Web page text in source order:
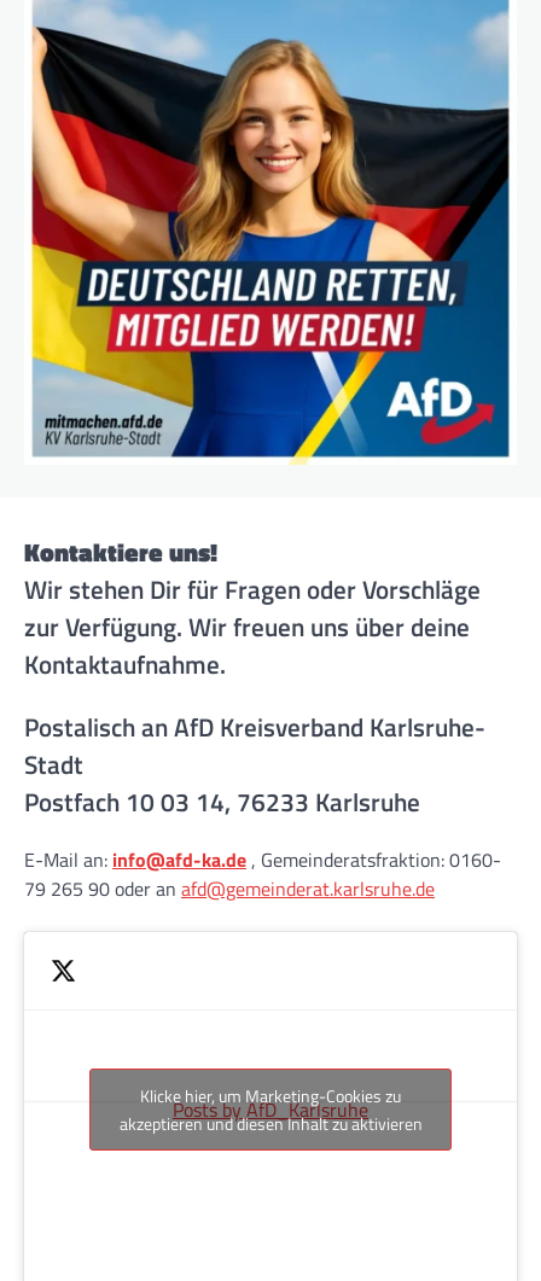
Kontaktiere uns!
Wir stehen Dir für Fragen oder Vorschläge
zur Verfügung. Wir freuen uns über deine
Kontaktaufnahme.
Postalisch an AfD Kreisverband Karlsruhe-
Stadt
Postfach 10 03 14, 76233 Karlsruhe
E-Mail an: info@afd-ka.de, Gemeinderatsfraktion: 0160-
79 265 90 oder an afd@gemeinderat.karlsruhe.de
Posts by AfD_Karlsruhe
Klicke hier, um Marketing-Cookies zu
akzeptieren und diesen Inhalt zu aktivieren